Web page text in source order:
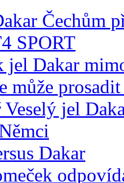
Čechům
SPORT
jel Dakar
může
jel
Dakar